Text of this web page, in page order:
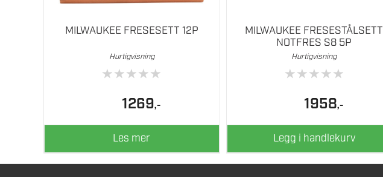
MILWAUKEE FRESESETT 12P
Hurtigvisning
★★★★★
1269,-
Les mer
MILWAUKEE FRESESTÅLSETT
NOTFRES S8 5P
Hurtigvisning
★★★★★
1958,-
Legg i handlekurv